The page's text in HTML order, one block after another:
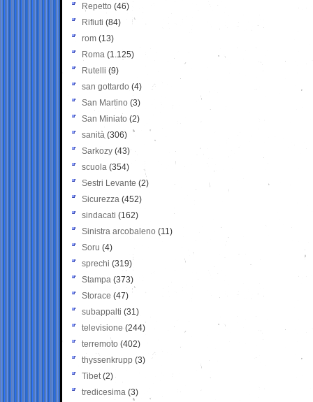
Repetto (46)
Rifiuti (84)
rom (13)
Roma (1.125)
Rutelli (9)
san gottardo (4)
San Martino (3)
San Miniato (2)
sanità (306)
Sarkozy (43)
scuola (354)
Sestri Levante (2)
Sicurezza (452)
sindacati (162)
Sinistra arcobaleno (11)
Soru (4)
sprechi (319)
Stampa (373)
Storace (47)
subappalti (31)
televisione(244)
terremoto (402)
thyssenkrupp (3)
Tibet(2)
tredicesima (3)